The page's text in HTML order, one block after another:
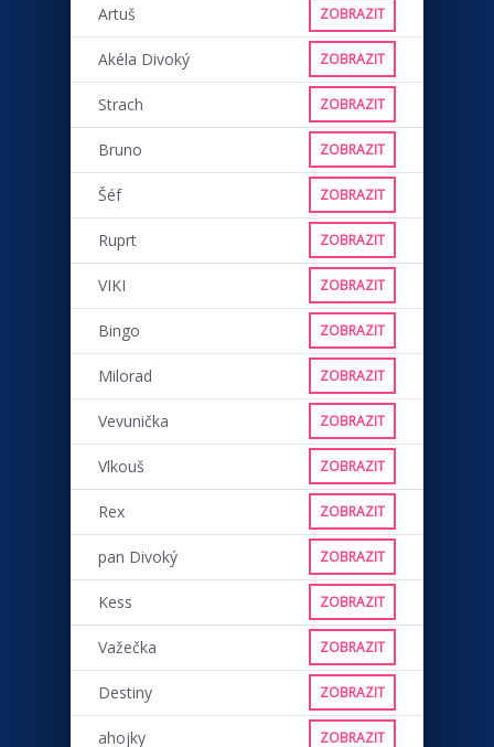
Artuš ZOBRAZIT
Akéla Divoký ZOBRAZIT
Strach ZOBRAZIT
Bruno ZOBRAZIT
Šéf ZOBRAZIT
Ruprt ZOBRAZIT
VIKI ZOBRAZIT
Bingo ZOBRAZIT
Milorad ZOBRAZIT
Vevunička ZOBRAZIT
Vlkouš ZOBRAZIT
Rex ZOBRAZIT
pan Divoký ZOBRAZIT
Kess ZOBRAZIT
Važečka ZOBRAZIT
Destiny ZOBRAZIT
ahojky ZOBRAZIT